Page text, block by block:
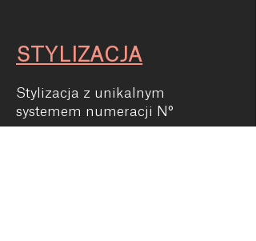
STYLIZACJA
Stylizacja z unikalnym
systemem numeracji N°